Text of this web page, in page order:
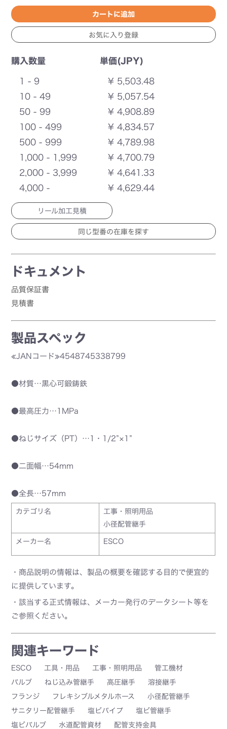
購入数量 単価(JPY)
1 - 9
¥ 5,503.48
10 - 49
¥ 5,057.54
50 - 99
¥ 4,908.89
100 - 499
¥ 4,834.57
500 - 999
¥ 4,789.98
1,000 - 1,999
¥ 4,700.79
2,000 - 3,999
¥ 4,641.33
4,000 -
¥ 4,629.44
リール加工見積
ドキュメント
品質保証書
見積書
製品スペック
≪JANコード≫4548745338799
●材質…黒心可鍛鋳鉄
●最高圧力…1MPa
●ねじサイズ（PT）…1・1/2”×1”
●二面幅…54mm
●全長…57mm
カテゴリ名
工事・照明用品
小径配管継手
メーカー名 ESCO
・商品説明の情報は、製品の概要を確認する目的で便宜的
に提供しています。
・該当する正式情報は、メーカー発行のデータシート等を
ご参照ください。
関連キーワード
ESCO 工具・用品 工事・照明用品
管工機材
バルブ
ねじ込み管継手 高圧継手
溶接継手
フランジ
フレキシブルメタルホース
小径配管継手
サニタリー配管継手
塩ビパイプ
塩ビ管継手
塩ビバルブ
水道配管資材 配管支持金具